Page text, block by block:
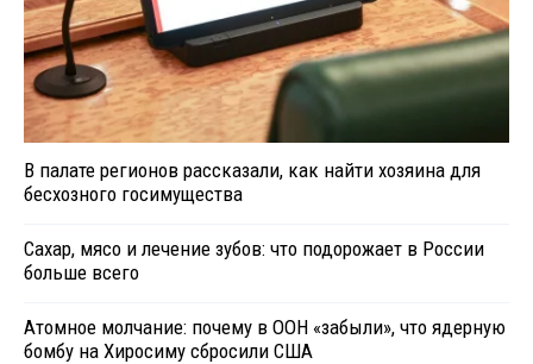
В палате регионов рассказали, как найти хозяина для
бесхозного госимущества
Сахар, мясо и лечение зубов: что подорожает в России
больше всего
Атомное молчание: почему в ООН «забыли», что ядерную
бомбу на Хиросиму сбросили США